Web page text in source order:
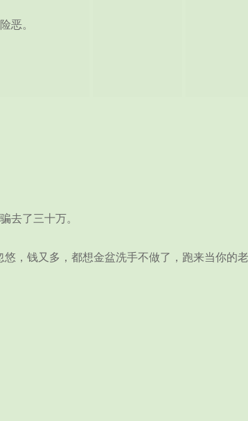
恶。
去了三十万。
钱又多，都想金盆洗手不做了，跑来当你的